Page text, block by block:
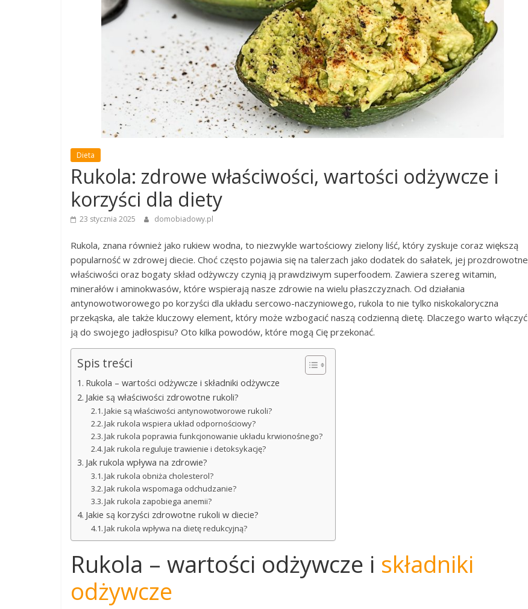
Dieta
Rukola: zdrowe właściwości, wartości odżywcze i
korzyści dla diety
23 stycznia 2025 domobiadowy.pl
Rukola, znana również jako rukiew wodna, to niezwykle wartościowy zielony liść, który zyskuje coraz większą
popularność w zdrowej diecie. Choć często pojawia się na talerzach jako dodatek do sałatek, jej prozdrowotne
właściwości oraz bogaty skład odżywczy czynią ją prawdziwym superfoodem. Zawiera szereg witamin,
minerałów i aminokwasów, które wspierają nasze zdrowie na wielu płaszczyznach. Od działania
antynowotworowego po korzyści dla układu sercowo-naczyniowego, rukola to nie tylko niskokaloryczna
przekąska, ale także kluczowy element, który może wzbogacić naszą codzienną dietę. Dlaczego warto włączyć
ją do swojego jadłospisu? Oto kilka powodów, które mogą Cię przekonać.
Spis treści
Rukola – wartości odżywcze i składniki odżywcze
Jakie są właściwości zdrowotne rukoli?
Jakie są właściwości antynowotworowe rukoli?
Jak rukola wspiera układ odpornościowy?
Jak rukola poprawia funkcjonowanie układu krwionośnego?
Jak rukola reguluje trawienie i detoksykację?
Jak rukola wpływa na zdrowie?
Jak rukola obniża cholesterol?
Jak rukola wspomaga odchudzanie?
Jak rukola zapobiega anemii?
Jakie są korzyści zdrowotne rukoli w diecie?
Jak rukola wpływa na dietę redukcyjną?
Rukola – wartości odżywcze i składniki
odżywcze